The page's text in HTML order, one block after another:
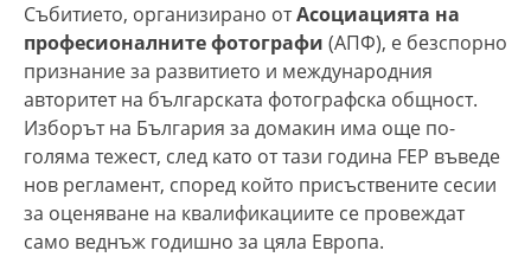
Събитието, организирано отАсоциацията на
професионалните фотографи (АПФ), е безспорно
признание за развитието и международния
авторитет на българската фотографска общност.
Изборът на България за домакин има още по-
голяма тежест, след като от тази година FEP въведе
нов регламент, според който присъствените сесии
за оценяване на квалификациите се провеждат
само веднъж годишно за цяла Европа.